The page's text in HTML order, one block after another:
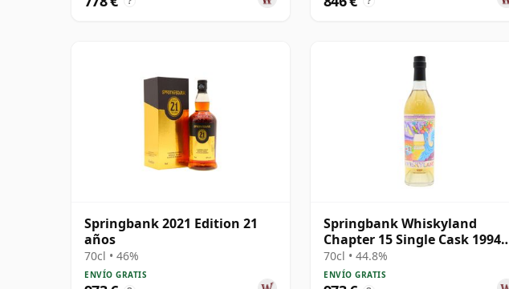
Springbank 2021 Edition 21
años
70cl • 46%
ENVÍO GRATIS
Springbank Whiskyland
Chapter 15 Single Cask 1994
30 años
70cl • 44.8%
ENVÍO GRATIS